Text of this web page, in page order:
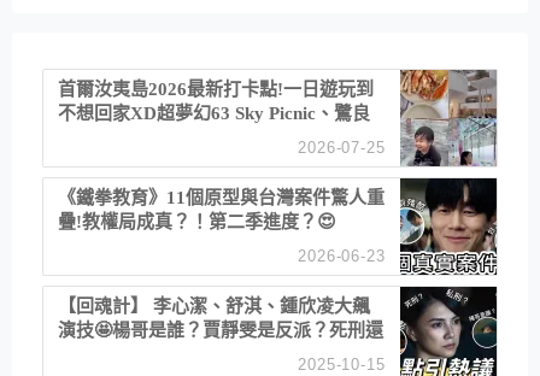
首爾汝夷島2026最新打卡點!一日遊玩到
不想回家XD超夢幻63 Sky Picnic、鷺良
津帝王蟹大餐、《淚之女王》拍攝地、漢
2026-07-25
《鐵拳教育》11個原型與台灣案件驚人重
疊!教權局成真？！第二季進度？😍
2026-06-23
【回魂計】 李心潔、舒淇、鍾欣凌大飆
演技🤩楊哥是誰？賈靜雯是反派？死刑還
2025-10-15